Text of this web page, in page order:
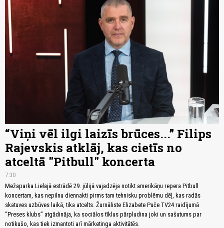
“Viņi vēl ilgi laizīs brūces...” Filips
Rajevskis atklāj, kas cietīs no
atceltā "Pitbull" koncerta
7:30
Mežaparka Lielajā estrādē 29. jūlijā vajadzēja notikt amerikāņu repera Pitbull
koncertam, kas nepilnu diennakti pirms tam tehnisku problēmu dēļ, kas radās
skatuves uzbūves laikā, tika atcelts. Žurnāliste Elizabete Puče TV24 raidījumā
“Preses klubs” atgādināja, ka sociālos tīklus pārpludina joki un sašutums par
notikušo, kas tiek izmantoti arī mārketinga aktivitātēs.